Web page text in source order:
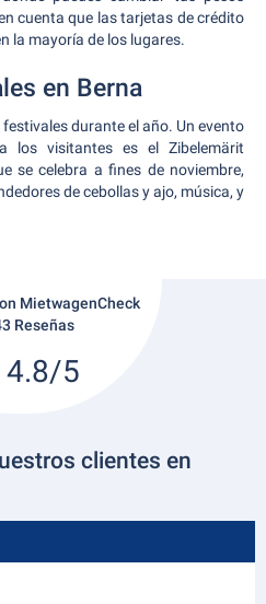
cuenta que las tarjetas de crédito
la mayoría de los lugares.
en Berna
durante el año. Un evento
los visitantes es el Zibelemärit
se celebra a fines de noviembre,
de cebollas y ajo, música, y
MietwagenCheck
Reseñas
5
clientes en